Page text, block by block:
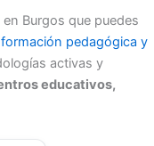
Burgos que puedes
formación pedagógica y
activas y
educativos,